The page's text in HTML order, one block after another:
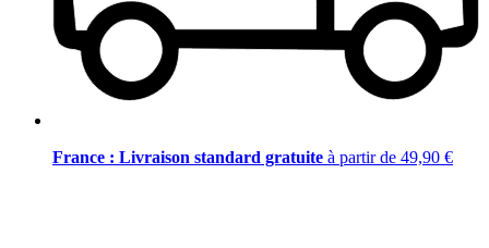
France : Livraison standard gratuite à partir de 49,90 €